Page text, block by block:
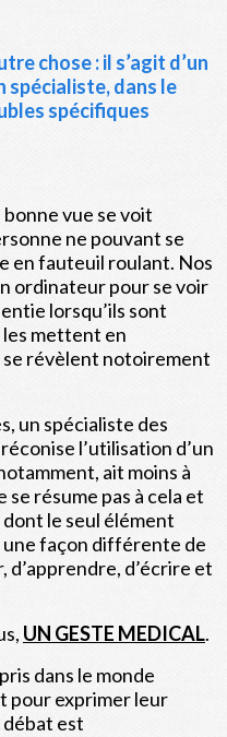
chose : il s’agit d’un
spécialiste, dans le
spécifiques
bonne vue se voit
ne pouvant se
en fauteuil roulant. Nos
ordinateur pour se voir
lorsqu’ils sont
les mettent en
révèlent notoirement
un spécialiste des
l’utilisation d’un
ait moins à
résume pas à cela et
dont le seul élément
une façon différente de
d’apprendre, d’écrire et
UN GESTE MEDICAL.
dans le monde
pour exprimer leur
est